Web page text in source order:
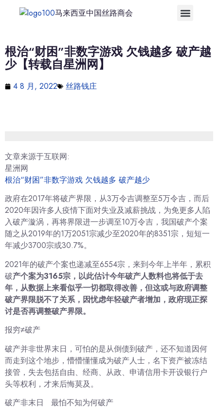
马来西亚中国丝路商会
根治“财困”非数字游戏 欠钱越多 破产越
少【转载自星洲网】
4 8 月, 2022 丝路钱庄
文章来源于互联网:
星洲网
根治“财困”非数字游戏 欠钱越多 破产越少
政府在2017年将破产界限，从3万令吉调整至5万令吉，而后
2020年因许多人疫情下面对失业及减薪挑战，为免更多人陷
入破产漩涡，再将界限进一步调至10万令吉，我国破产个案
随之从2019年的1万2051宗减少至2020年的8351宗，短短一
年减少3700宗或30.7%。
2021年的破产个案也递减至6554宗，来到今年上半年，累积
破产个案为3165宗，以此估计今年破产人数料也将低于去
年，从数据上来看似乎一切都取得改善，但这或与政府调整
破产界限脱不了关系，因忧虑年轻破产者增加，政府现正探
讨是否再调整破产界限。
报穷≠破产
破产并非世界末日，可怕的是从倒债到破产，还不知道因何
而走到这个地步，懵懵懂懂成为破产人士，名下资产被冻结
接管，失去包括自由、经商、从政、申请信用卡开设银行户
头等权利，才来后悔莫及。
破产非末日 最怕不知为何破产